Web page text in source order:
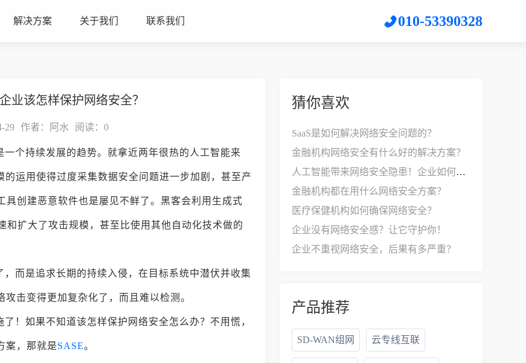
解决方案 关于我们 联系我们 010-53390328
业该怎样保护网络安全？
29 作者：阿水 阅读： 0
个持续发展的趋势。就拿近两年很热的人工智能来
运用使得过度采集数据安全问题进一步加剧，甚至产
创建恶意软件也是屡见不鲜了。黑客会利用生成式
扩大了攻击规模，甚至比使用其他自动化技术做的
而是追求长期的持续入侵，在目标系统中潜伏并收集
击变得更加复杂化了，而且难以检测。
！如果不知道该怎样保护网络安全怎么办？不用慌，
案，那就是SASE。
猜你喜欢
SaaS是如何解决网络安全问题的？
金融机构网络安全有什么好的解决方案？
人工智能带来网络安全隐患！企业如何应对？
金融机构都在用什么网络安全方案？
医疗保健机构如何确保网络安全？
企业没有网络安全感？让它守护你！
企业不重视网络安全，后果有多严重？
产品推荐
SD-WAN组网 云专线互联